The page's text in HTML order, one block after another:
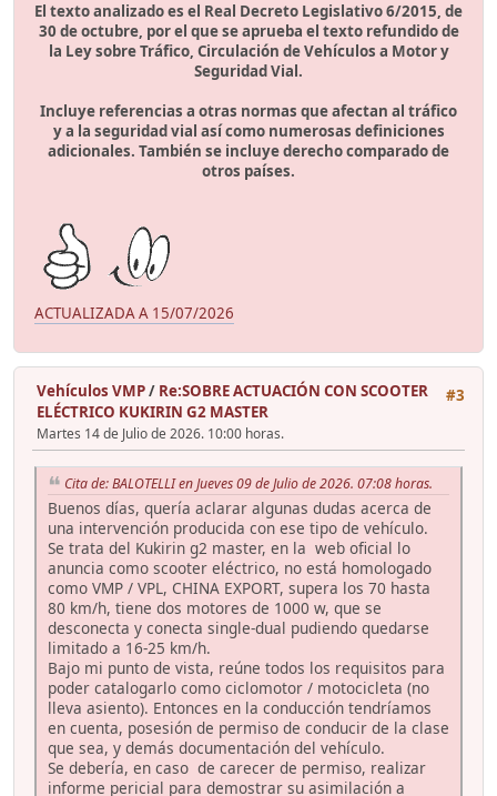
El texto analizado es el Real Decreto Legislativo 6/2015, de
30 de octubre, por el que se aprueba el texto refundido de
la Ley sobre Tráfico, Circulación de Vehículos a Motor y
Seguridad Vial.
Incluye referencias a otras normas que afectan al tráfico
y a la seguridad vial así como numerosas definiciones
adicionales. También se incluye derecho comparado de
otros países.
ACTUALIZADA A 15/07/2026
#3
Vehículos VMP/ Re:SOBRE ACTUACIÓN CON SCOOTER
ELÉCTRICO KUKIRIN G2 MASTER
Martes 14 de Julio de 2026. 10:00 horas.
Cita de: BALOTELLI en Jueves 09 de Julio de 2026. 07:08 horas.
Buenos días, quería aclarar algunas dudas acerca de
una intervención producida con ese tipo de vehículo.
Se trata del Kukirin g2 master, en la web oficial lo
anuncia como scooter eléctrico, no está homologado
como VMP / VPL, CHINA EXPORT, supera los 70 hasta
80 km/h, tiene dos motores de 1000 w, que se
desconecta y conecta single-dual pudiendo quedarse
limitado a 16-25 km/h.
Bajo mi punto de vista, reúne todos los requisitos para
poder catalogarlo como ciclomotor / motocicleta (no
lleva asiento). Entonces en la conducción tendríamos
en cuenta, posesión de permiso de conducir de la clase
que sea, y demás documentación del vehículo.
Se debería, en caso de carecer de permiso, realizar
informe pericial para demostrar su asimilación a